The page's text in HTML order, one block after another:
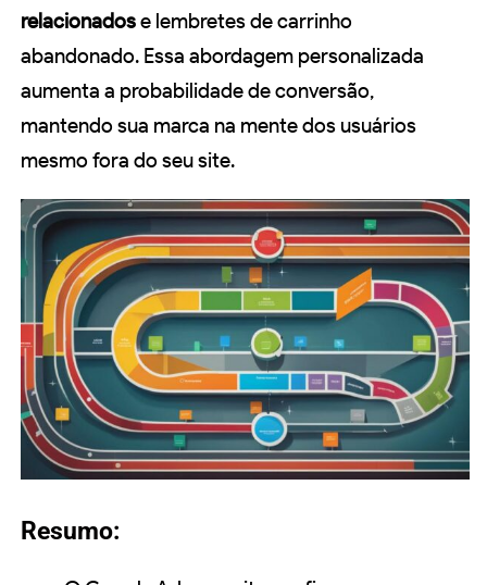
relacionadose lembretes de carrinho
abandonado. Essa abordagem personalizada
aumenta a probabilidade de conversão,
mantendo sua marca na mente dos usuários
mesmo fora do seu site.
Resumo: